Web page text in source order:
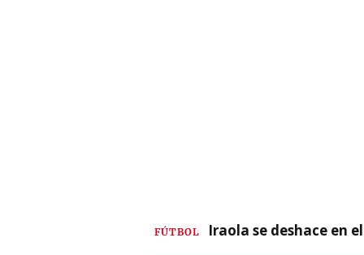
FÚTBOL Iraola se deshace en